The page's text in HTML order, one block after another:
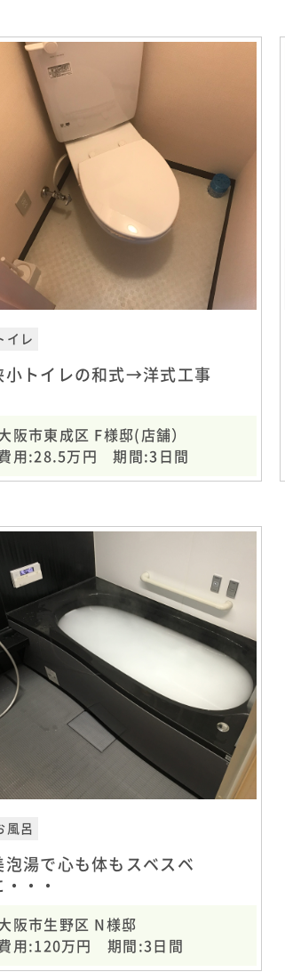
イレ
小トイレの和式→洋式工事
阪市東成区 F様邸(店舗）
用:28.5万円 期間:3日間
風呂
泡湯で心も体もスベスベ
・・・
阪市生野区 N様邸
用:120万円 期間:3日間